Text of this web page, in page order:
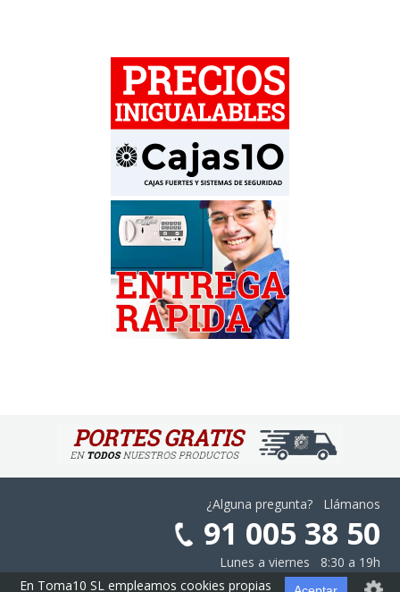
¿Alguna pregunta? Llámanos
91 005 38 50
Lunes a viernes 8:30 a 19h
En Toma10 SL empleamos cookies propias